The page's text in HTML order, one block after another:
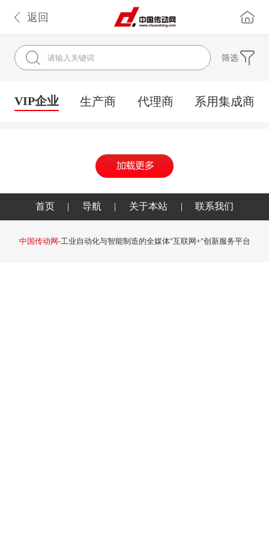
返回
筛选
VIP企业 生产商 代理商 系用集成商
首页 | 导航 | 关于本站 | 联系我们
中国传动网-工业自动化与智能制造的全媒体"互联网+"创新服务平台